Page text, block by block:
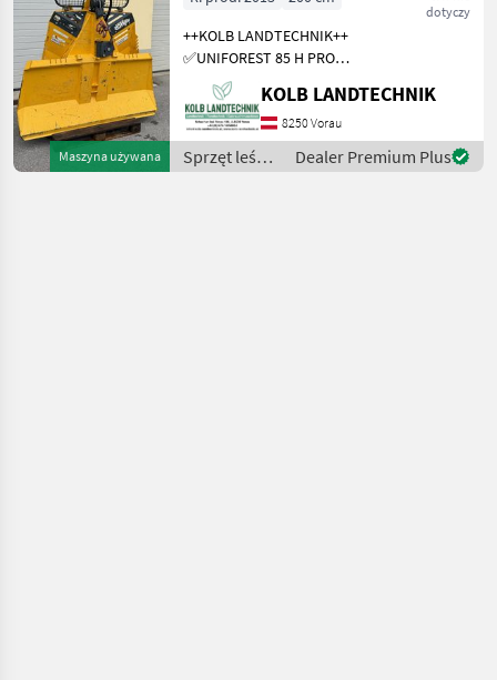
Maszyna używana
dotyczy
++KOLB LANDTECHNIK++
✅UNIFOREST 85 H PRO
Funkseilwinde ✅8, 5t
Zugkraft ✅200cm
Schildbreite
✅hydraulischer Seilausstoß
✅inkl. TERRA Profi Funk -
KOLB LANDTECHNIK
8250 Vorau
Sprzęt leśny
i do obróbki
Dealer Premium Plus